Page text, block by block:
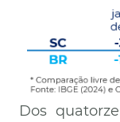
Dos